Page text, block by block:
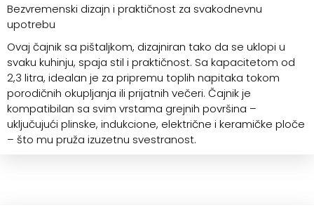
Bezvremenski dizajn i praktičnost za svakodnevnu
upotrebu
Ovaj čajnik sa pištaljkom, dizajniran tako da se uklopi u
svaku kuhinju, spaja stil i praktičnost. Sa kapacitetom od
2,3 litra, idealan je za pripremu toplih napitaka tokom
porodičnih okupljanja ili prijatnih večeri. Čajnik je
kompatibilan sa svim vrstama grejnih površina –
uključujući plinske, indukcione, električne i keramičke ploče
– što mu pruža izuzetnu svestranost.